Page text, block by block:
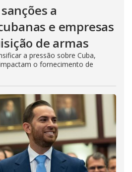
a
e empresas
de armas
a pressão sobre Cuba,
o fornecimento de